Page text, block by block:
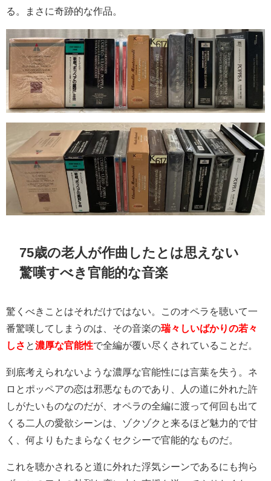
る。まさに奇跡的な作品。
75歳の老人が作曲したとは思えない
驚嘆すべき官能的な音楽
驚くべきことはそれだけではない。このオペラを聴いて一
番驚嘆してしまうのは、その音楽の瑞々しいばかりの若々
しさ と濃厚な官能性で全編が覆い尽くされていることだ。
到底考えられないような濃厚な官能性には言葉を失う。ネ
ロとポッペアの恋は邪悪なものであり、人の道に外れた許
しがたいものなのだが、オペラの全編に渡って何回も出て
くる二人の愛欲シーンは、ゾクゾクと来るほど魅力的で甘
く、何よりもたまらなくセクシーで官能的なものだ。
これを聴かされると道に外れた浮気シーンであるにも拘ら